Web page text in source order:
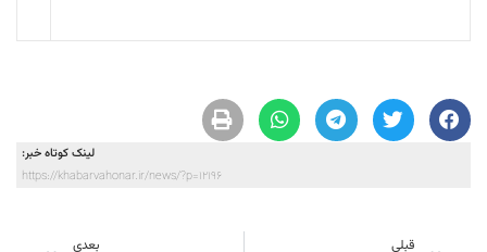
لینک کوتاه خبر:
https://khabarvahonar.ir/news/?p=12196
قبلی بعدی